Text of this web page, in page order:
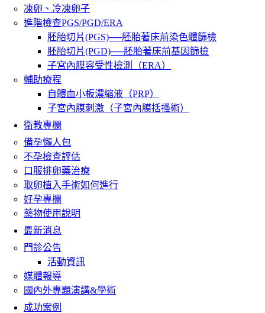
凍卵、冷凍卵子
進階檢查PGS/PGD/ERA
胚胎切片(PGS)──胚胎著床前染色體篩檢
胚胎切片(PGD)──胚胎著床前基因篩檢
子宮內膜容受性檢測（ERA）
輔助療程
自體血小板濃縮液（PRP）
子宮內膜刺激（子宮內膜括搔術）
衛教專欄
備孕懶人包
不孕檢查評估
口服排卵藥治療
取卵植入手術如何進行
好孕專欄
藥物使用說明
最新消息
門診公告
活動資訊
媒體報導
國內外專題演講&學術
成功案例